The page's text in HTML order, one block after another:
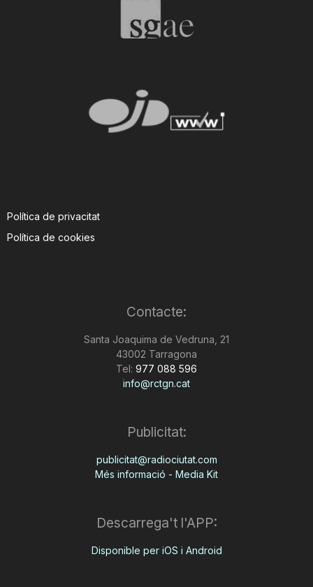
g
Política de privacitat
Política de cookies
Contacte:
Santa Joaquima de Vedruna, 21
43002 Tarragona
Tel: 977 088 596
info@rctgn.cat
Publicitat:
publicitat@radiociutat.com
Més informació - Media Kit
Descarrega't l'APP:
Disponible per iOS i Android